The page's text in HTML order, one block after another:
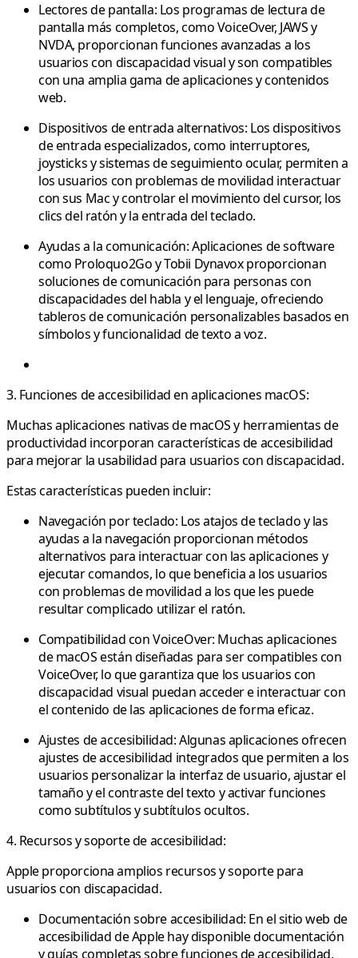
Lectores de pantalla: Los programas de lectura de
pantalla más completos, como VoiceOver, JAWS y
NVDA, proporcionan funciones avanzadas a los
usuarios con discapacidad visual y son compatibles
con una amplia gama de aplicaciones y contenidos
web.
Dispositivos de entrada alternativos: Los dispositivos
de entrada especializados, como interruptores,
joysticks y sistemas de seguimiento ocular, permiten a
los usuarios con problemas de movilidad interactuar
con sus Mac y controlar el movimiento del cursor, los
clics del ratón y la entrada del teclado.
Ayudas a la comunicación:Aplicaciones de software
como Proloquo2Go y Tobii Dynavox proporcionan
soluciones de comunicación para personas con
discapacidades del habla y el lenguaje, ofreciendo
tableros de comunicación personalizables basados en
símbolos y funcionalidad de texto a voz.
3. Funciones de accesibilidad en aplicaciones macOS:
Muchas aplicaciones nativas de macOS y herramientas de
productividad incorporan características de accesibilidad
para mejorar la usabilidad para usuarios con discapacidad.
Estas características pueden incluir:
Navegación por teclado: Los atajos de teclado y las
ayudas a la navegación proporcionan métodos
alternativos para interactuar con las aplicaciones y
ejecutar comandos, lo que beneficia a los usuarios
con problemas de movilidad a los que les puede
resultar complicado utilizar el ratón.
Compatibilidad con VoiceOver: Muchas aplicaciones
de macOS están diseñadas para ser compatibles con
VoiceOver, lo que garantiza que los usuarios con
discapacidad visual puedan acceder e interactuar con
el contenido de las aplicaciones de forma eficaz.
Ajustes de accesibilidad:Algunas aplicaciones ofrecen
ajustes de accesibilidad integrados que permiten a los
usuarios personalizar la interfaz de usuario, ajustar el
tamaño y el contraste del texto y activar funciones
como subtítulos y subtítulos ocultos.
4. Recursos y soporte de accesibilidad:
Apple proporciona amplios recursos y soporte para
usuarios con discapacidad.
Documentación sobre accesibilidad: En el sitio web de
accesibilidad de Apple hay disponible documentación
y guías completas sobre funciones de accesibilidad,